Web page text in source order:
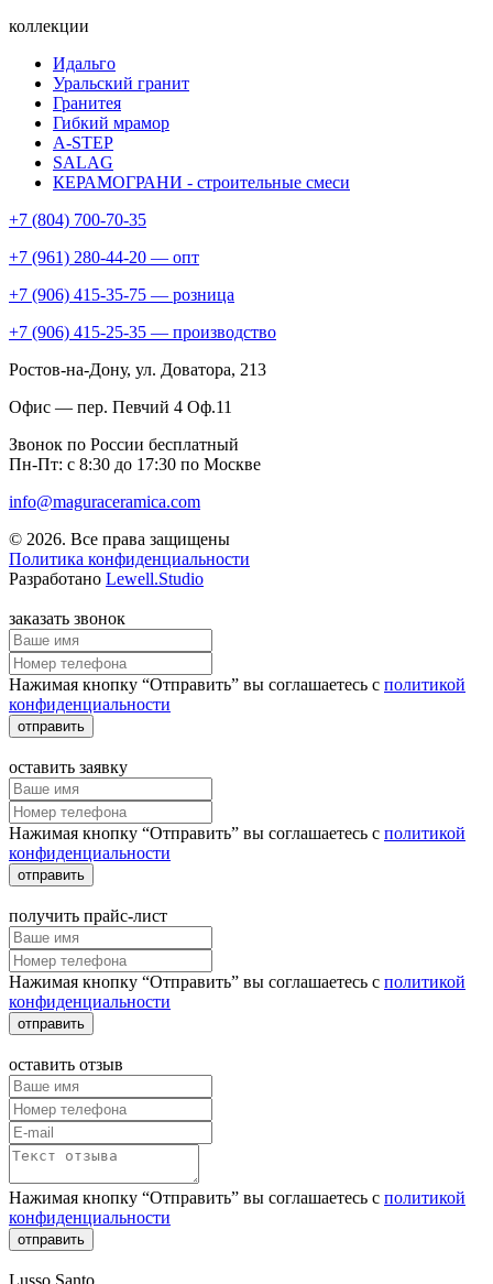
коллекции
Идальго
Уральский гранит
Гранитея
Гибкий мрамор
A-STEP
SALAG
КЕРАМОГРАНИ - строительные смеси
+7 (804) 700-70-35
+7 (961) 280-44-20 — опт
+7 (906) 415-35-75 — розница
+7 (906) 415-25-35 — производство
Ростов-на-Дону, ул. Доватора, 213
Офис — пер. Певчий 4 Оф.11
Звонок по России бесплатный
Пн-Пт: с 8:30 до 17:30 по Москве
info@maguraceramica.com
© 2026. Все права защищены
Политика конфиденциальности
Разработано Lewell.Studio
заказать звонок
Нажимая кнопку “Отправить” вы соглашаетесь с политикой
конфиденциальности
отправить
оставить заявку
Нажимая кнопку “Отправить” вы соглашаетесь с политикой
конфиденциальности
отправить
получить прайс-лист
Нажимая кнопку “Отправить” вы соглашаетесь с политикой
конфиденциальности
отправить
оставить отзыв
Нажимая кнопку “Отправить” вы соглашаетесь с политикой
конфиденциальности
отправить
Lusso Santo